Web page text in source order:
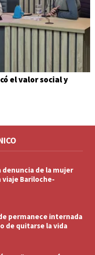
el valor social y
denuncia de la mujer
viaje Bariloche-
permanece internada
de quitarse la vida